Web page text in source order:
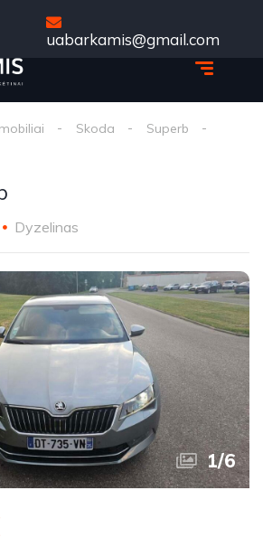
uabarkamis@gmail.com
Skoda
Superb
Dyzelinas
1/6